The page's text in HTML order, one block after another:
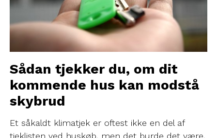
Sådan tjekker du, om dit
kommende hus kan modstå
skybrud
Et såkaldt klimatjek er oftest ikke en del af